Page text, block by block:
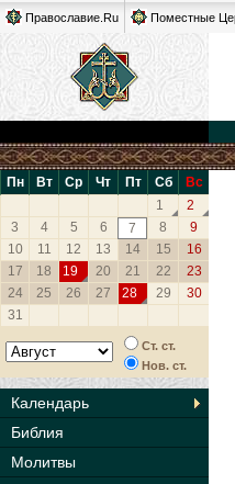
Православие.Ru Поместные
Пн Вт Ср Чт Пт Сб
Вс
1
2
3
4 5 6 7 8
9
10
11 12 13 14 15
16
17
18 19 20 21 22
23
24
25 26 27 28 29
30
31
Ст. ст.
Нов. ст.
Календарь
Библия
Молитвы